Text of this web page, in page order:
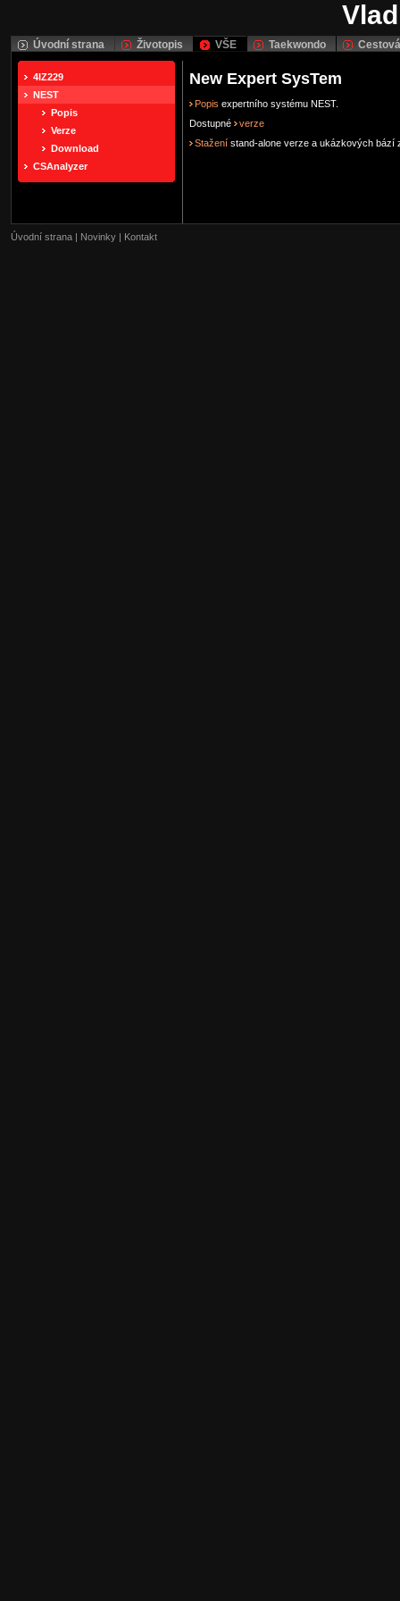
Úvodní strana Životopis VŠE Taekwondo
4IZ229
NEST
Popis
Verze
Download
CSAnalyzer
New Expert SysTem
Popis expertního systému NEST.
Dostupné
verze
Stažení stand-alone verze a ukázkových bází
Úvodní strana | Novinky | Kontakt